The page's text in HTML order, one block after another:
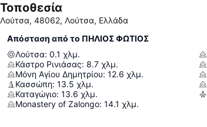
Τοποθεσία
Λούτσα, 48062, Λούτσα, Ελλάδα
Απόσταση από το ΠΗΛΙΟΣ ΦΩΤΙΟΣ
Λούτσα: 0.1 χλμ.
Κάστρο Ρινιάσας: 8.7 χλμ.
Μόνη Αγίου Δημητρίου: 12.6 χλμ.
Κασσώπη: 13.5 χλμ.
Καταγώγιο: 13.6 χλμ.
Monastery of Zalongo: 14.1 χλμ.